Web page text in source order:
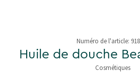
Numéro de l'article:
Huile de douche
Cosmétiques